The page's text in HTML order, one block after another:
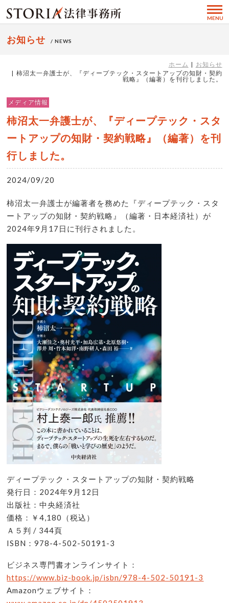
MENU
お知らせ / NEWS
ホーム
お知らせ
柿沼太一弁護士が、『ディープテック・スタートアップの知財・契約
戦略』（編著）を刊行しました。
メディア情報
柿沼太一弁護士が、『ディープテック・スタ
ートアップの知財・契約戦略』（編著）を刊
行しました。
2024/09/20
柿沼太一弁護士が編著者を務めた『ディープテック・スタ
ートアップの知財・契約戦略』（編著・日本経済社）が
2024年9月17日に刊行されました。
ディープテック・スタートアップの知財・契約戦略
発行日：2024年9月12日
出版社：中央経済社
価格：￥4,180（税込）
Ａ５判 / 344頁
ISBN：978-4-502-50191-3
ビジネス専門書オンラインサイト：
https://www.biz-book.jp/isbn/978-4-502-50191-3
Amazonウェブサイト：